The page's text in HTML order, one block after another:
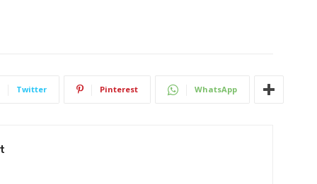
Twitter Pinterest WhatsApp